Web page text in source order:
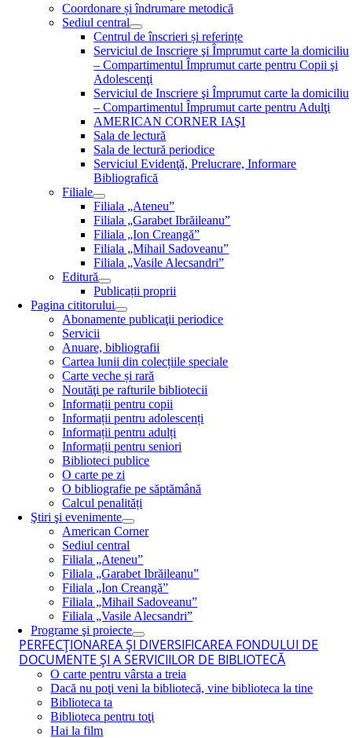
Coordonare și îndrumare metodică
Sediul central
Centrul de înscrieri și referințe
Serviciul de Inscriere şi Împrumut carte la domiciliu
– Compartimentul Împrumut carte pentru Copii şi
Adolescenţi
Serviciul de Inscriere şi Împrumut carte la domiciliu
– Compartimentul Împrumut carte pentru Adulţi
AMERICAN CORNER IAŞI
Sala de lectură
Sala de lectură periodice
Serviciul Evidenţă, Prelucrare, Informare
Bibliografică
Filiale
Filiala „Ateneu”
Filiala „Garabet Ibrăileanu”
Filiala „Ion Creangă”
Filiala „Mihail Sadoveanu”
Filiala „Vasile Alecsandri”
Editură
Publicații proprii
Pagina cititorului
Abonamente publicaţii periodice
Servicii
Anuare, bibliografii
Cartea lunii din colecțiile speciale
Carte veche și rară
Noutăţi pe rafturile bibliotecii
Informații pentru copii
Informații pentru adolescenți
Informații pentru adulți
Informații pentru seniori
Biblioteci publice
O carte pe zi
O bibliografie pe săptămână
Calcul penalități
Ştiri şi evenimente
American Corner
Sediul central
Filiala „Ateneu”
Filiala „Garabet Ibrăileanu”
Filiala „Ion Creangă”
Filiala „Mihail Sadoveanu”
Filiala „Vasile Alecsandri”
Programe şi proiecte
PERFECŢIONAREA ŞI DIVERSIFICAREA FONDULUI DE
DOCUMENTE ŞI A SERVICIILOR DE BIBLIOTECĂ
O carte pentru vârsta a treia
Dacă nu poţi veni la bibliotecă, vine biblioteca la tine
Biblioteca ta
Biblioteca pentru toţi
Hai la film